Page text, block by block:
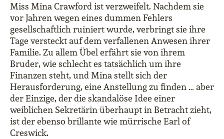
Miss Mina Crawford ist verzweifelt. Nachdem sie
vor Jahren wegen eines dummen Fehlers
gesellschaftlich ruiniert wurde, verbringt sie ihre
Tage versteckt auf dem verfallenen Anwesen ihrer
Familie. Zu allem Übel erfährt sie von ihrem
Bruder, wie schlecht es tatsächlich um ihre
Finanzen steht, und Mina stellt sich der
Herausforderung, eine Anstellung zu finden … aber
der Einzige, der die skandalöse Idee einer
weiblichen Sekretärin überhaupt in Betracht zieht,
ist der ebenso brillante wie mürrische Earl of
Creswick.